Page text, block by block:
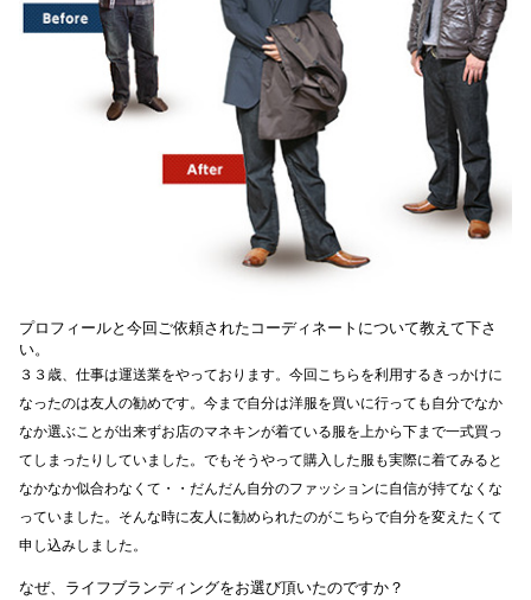
プロフィールと今回ご依頼されたコーディネートについて教えて下さ
い。
３３歳、仕事は運送業をやっております。今回こちらを利用するきっかけに
なったのは友人の勧めです。今まで自分は洋服を買いに行っても自分でなか
なか選ぶことが出来ずお店のマネキンが着ている服を上から下まで一式買っ
てしまったりしていました。でもそうやって購入した服も実際に着てみると
なかなか似合わなくて・・だんだん自分のファッションに自信が持てなくな
っていました。そんな時に友人に勧められたのがこちらで自分を変えたくて
申し込みしました。
なぜ、ライフブランディングをお選び頂いたのですか？